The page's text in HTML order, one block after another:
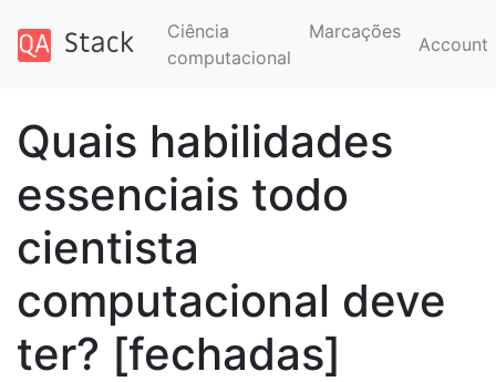
Ciência
computacional
Marcações
Account
Quais habilidades
essenciais todo
cientista
computacional deve
ter? [fechadas]